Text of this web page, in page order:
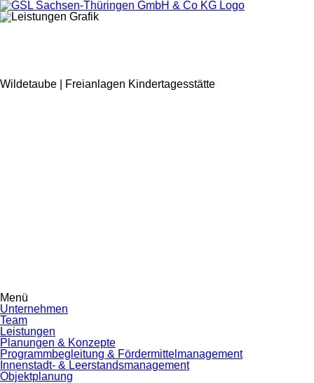
Wildetaube | Freianlagen Kindertagesstätte
Menü
Navigation
überspringen
Unternehmen
Team
Leistungen
Planungen & Konzepte
Programmbegleitung & Fördermittelmanagement
Innenstadt- & Leerstandsmanagement
Objektplanung